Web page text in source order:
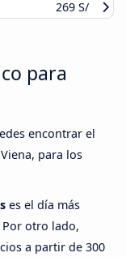
269 S/
para
encontrar el
para los
es el día más
otro lado,
a partir de 300